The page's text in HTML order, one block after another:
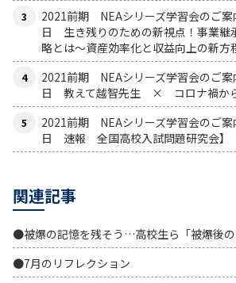
2021前期 NEAシリーズ学習会のご
日 生き残りのための新視点！事業継
略とは〜資産効率化と収益向上の新方
2021前期 NEAシリーズ学習会のご
日 教えて越智先生 × コロナ禍から
2021前期 NEAシリーズ学習会のご
日 速報 全国高校入試問題研究会】
関連記事
●被爆の記憶を残そう…高校生ら「被爆後
●7月のリフレクション